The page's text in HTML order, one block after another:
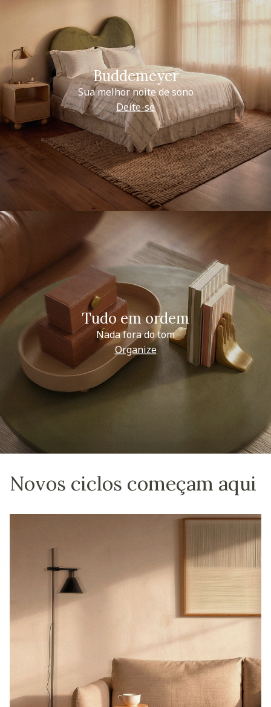
Buddemeyer
Sua melhor noite de sono
Deite-se
Tudo em ordem
Nada fora do tom
Organize
Novos ciclos começam aqui